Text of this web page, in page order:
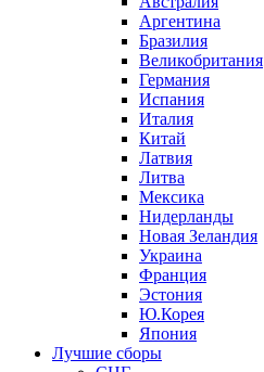
Аргентина
Бразилия
Великобритания
Германия
Испания
Италия
Китай
Латвия
Литва
Мексика
Нидерланды
Новая Зеландия
Украина
Франция
Эстония
Ю.Корея
Япония
Лучшие сборы